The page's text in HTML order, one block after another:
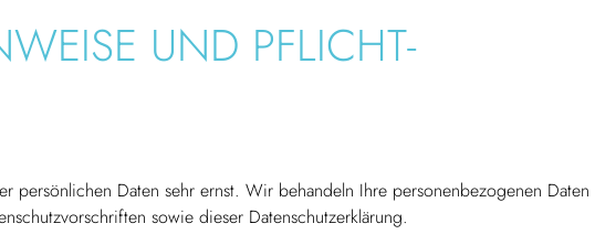
UND PFLICHT­
persönlichen Daten sehr ernst. Wir behandeln Ihre personenbezogenen Daten
sowie dieser Datenschutzerklärung.